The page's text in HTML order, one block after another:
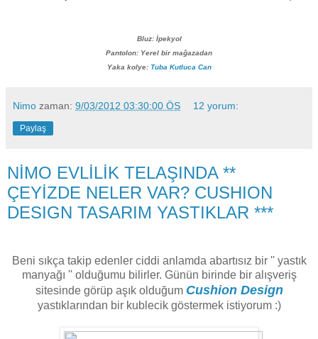
Bluz: İpekyol
Pantolon: Yerel bir mağazadan
Yaka kolye: Tuba Kutluca Can
Nimo zaman: 9/03/2012 03:30:00 ÖS 12 yorum:
Paylaş
NİMO EVLİLİK TELAŞINDA **
ÇEYİZDE NELER VAR? CUSHION
DESIGN TASARIM YASTIKLAR ***
Beni sıkça takip edenler ciddi anlamda abartısız bir '' yastık
manyağı '' olduğumu bilirler. Günün birinde bir alışveriş
sitesinde görüp aşık olduğum Cushion Design
yastıklarından bir kublecik göstermek istiyorum :)